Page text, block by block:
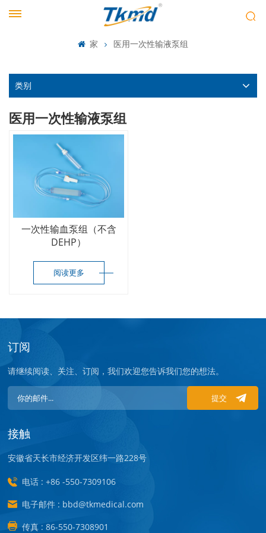
家 医用一次性输液泵组
类别
医用一次性输液泵组
一次性输血泵组（不含
DEHP）
阅读更多
订阅
请继续阅读、关注、订阅，我们欢迎您告诉我们您的想法。
提交
接触
安徽省天长市经济开发区纬一路228号
电话 : +86 -550-7309106
电子邮件 : bbd@tkmedical.com
传真 : 86-550-7308901